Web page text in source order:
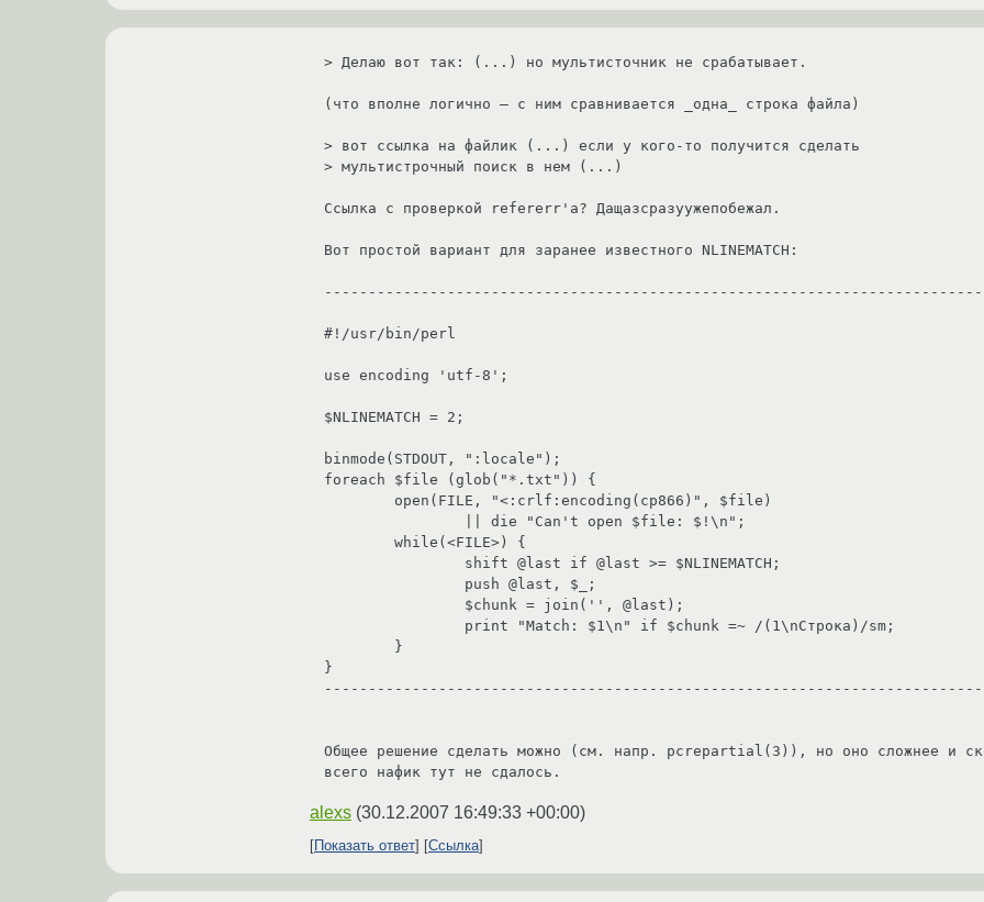
> Делаю вот так: (...) но мультисточник не срабатывает.
(что вполне логично — с ним сравнивается _одна_ строка файла)
> вот ссылка на файлик (...) если у кого-то получится сделать
> мультистрочный поиск в нем (...)
Ссылка с проверкой refererr'а? Дащазсразуужепобежал.
Вот простой вариант для заранее известного NLINEMATCH:
#!/usr/bin/perl
use encoding 'utf-8';
$NLINEMATCH = 2;
binmode(STDOUT, ":locale");
foreach $file (glob("*.txt")) {
}
Общее решение сделать можно (см. напр. pcrepartial(3)), но оно сложнее и
alexs (30.12.2007 16:49:33 +00:00)
Показать ответ Ссылка